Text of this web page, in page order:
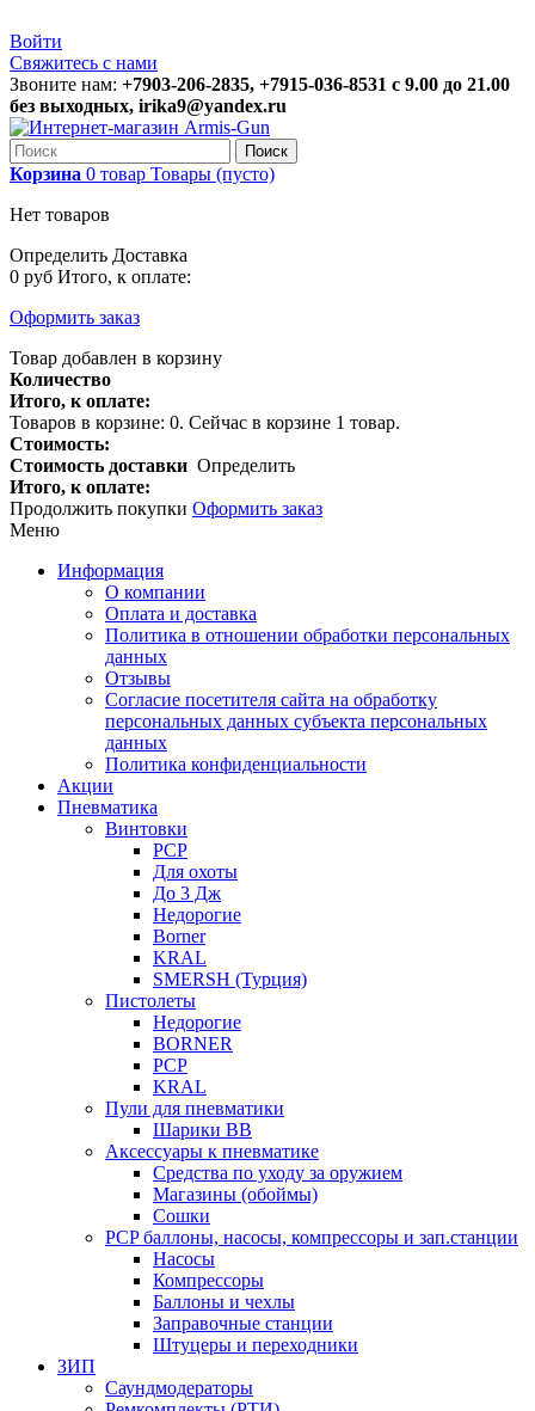
Войти
Свяжитесь с нами
Звоните нам: +7903-206-2835, +7915-036-8531 с 9.00 до 21.00
без выходных, irika9@yandex.ru
Поиск
Корзина 0 товар Товары (пусто)
Нет товаров
Определить Доставка
0 руб Итого, к оплате:
Оформить заказ
Товар добавлен в корзину
Количество
Итого, к оплате:
Товаров в корзине: 0. Сейчас в корзине 1 товар.
Стоимость:
Стоимость доставки Определить
Итого, к оплате:
Продолжить покупки Оформить заказ
Меню
Информация
О компании
Оплата и доставка
Политика в отношении обработки персональных
данных
Отзывы
Согласие посетителя сайта на обработку
персональных данных субъекта персональных
данных
Политика конфиденциальности
Акции
Пневматика
Винтовки
PCP
Для охоты
До 3 Дж
Недорогие
Borner
KRAL
SMERSH (Турция)
Пистолеты
Недорогие
BORNER
PCP
KRAL
Пули для пневматики
Шарики BB
Аксессуары к пневматике
Средства по уходу за оружием
Магазины (обоймы)
Сошки
PCP баллоны, насосы, компрессоры и зап.станции
Насосы
Компрессоры
Баллоны и чехлы
Заправочные станции
Штуцеры и переходники
ЗИП
Саундмодераторы